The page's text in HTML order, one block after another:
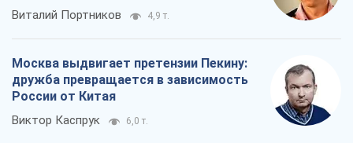
Виталий Портников 4,9 т.
Москва выдвигает претензии Пекину:
дружба превращается в зависимость
России от Китая
Виктор Каспрук 6,0 т.